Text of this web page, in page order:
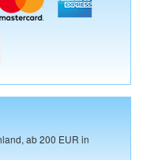
ab 200 EUR in